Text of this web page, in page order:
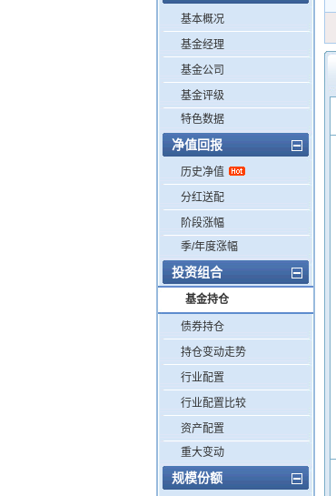
基本概况
基金经理
基金公司
基金评级
特色数据
净值回报
历史净值
分红送配
阶段涨幅
季/年度涨幅
投资组合
基金持仓
债券持仓
持仓变动走势
行业配置
行业配置比较
资产配置
重大变动
规模份额